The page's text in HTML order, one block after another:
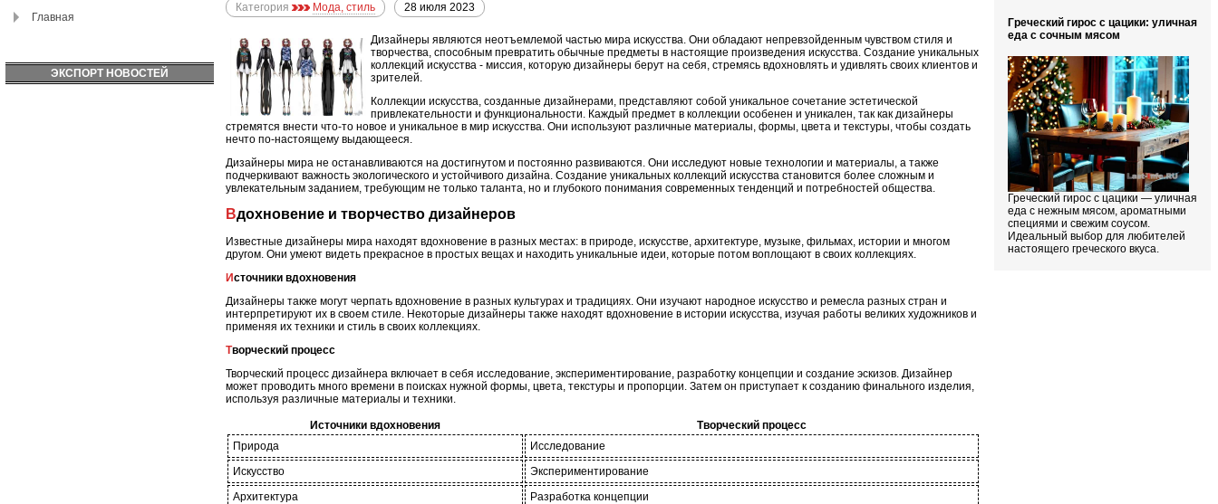
Главная
ЭКСПОРТ НОВОСТЕЙ
Категория Мода, стиль 28 июля 2023
Дизайнеры являются неотъемлемой частью мира искусства. Они обладают непревзойденным чувством стиля и
творчества, способным превратить обычные предметы в настоящие произведения искусства. Создание уникальных
коллекций искусства - миссия, которую дизайнеры берут на себя, стремясь вдохновлять и удивлять своих клиентов и
зрителей.
Коллекции искусства, созданные дизайнерами, представляют собой уникальное сочетание эстетической
привлекательности и функциональности. Каждый предмет в коллекции особенен и уникален, так как дизайнеры
стремятся внести что-то новое и уникальное в мир искусства. Они используют различные материалы, формы, цвета и текстуры, чтобы создать
нечто по-настоящему выдающееся.
Дизайнеры мира не останавливаются на достигнутом и постоянно развиваются. Они исследуют новые технологии и материалы, а также
подчеркивают важность экологического и устойчивого дизайна. Создание уникальных коллекций искусства становится более сложным и
увлекательным заданием, требующим не только таланта, но и глубокого понимания современных тенденций и потребностей общества.
Вдохновение и творчество дизайнеров
Известные дизайнеры мира находят вдохновение в разных местах: в природе, искусстве, архитектуре, музыке, фильмах, истории и многом
другом. Они умеют видеть прекрасное в простых вещах и находить уникальные идеи, которые потом воплощают в своих коллекциях.
Источники вдохновения
Дизайнеры также могут черпать вдохновение в разных культурах и традициях. Они изучают народное искусство и ремесла разных стран и
интерпретируют их в своем стиле. Некоторые дизайнеры также находят вдохновение в истории искусства, изучая работы великих художников и
применяя их техники и стиль в своих коллекциях.
Творческий процесс
Творческий процесс дизайнера включает в себя исследование, экспериментирование, разработку концепции и создание эскизов. Дизайнер
может проводить много времени в поисках нужной формы, цвета, текстуры и пропорции. Затем он приступает к созданию финального изделия,
используя различные материалы и техники.
Источники вдохновения
Творческий процесс
Природа
Исследование
Искусство
Экспериментирование
Архитектура
Разработка концепции
Греческий гирос с цацики: уличная
еда с сочным мясом
Греческий гирос с цацики — уличная
еда с нежным мясом, ароматными
специями и свежим соусом.
Идеальный выбор для любителей
настоящего греческого вкуса.